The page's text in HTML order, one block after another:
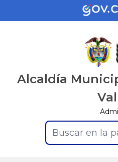
Alcaldía
Buscar en la